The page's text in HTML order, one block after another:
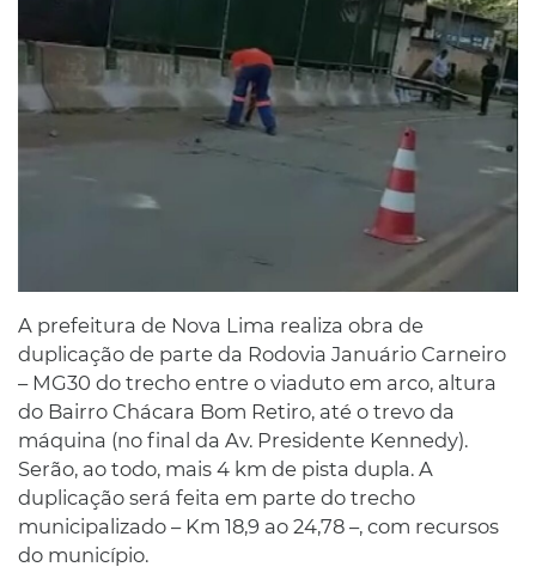
A prefeitura de Nova Lima realiza obra de
duplicação de parte da Rodovia Januário Carneiro
– MG30 do trecho entre o viaduto em arco, altura
do Bairro Chácara Bom Retiro, até o trevo da
máquina (no final da Av. Presidente Kennedy).
Serão, ao todo, mais 4 km de pista dupla. A
duplicação será feita em parte do trecho
municipalizado – Km 18,9 ao 24,78 –, com recursos
do município.